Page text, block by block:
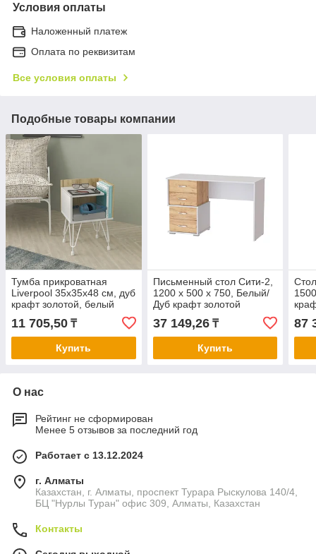
Условия оплаты
Наложенный платеж
Оплата по реквизитам
Все условия оплаты
Подобные товары компании
Тумба прикроватная
Liverpool 35х35х48 см, дуб
крафт золотой, белый
11 705,50 ₸
Купить
Письменный стол Сити-2,
1200 х 500 х 750, Белый/
Дуб крафт золотой
37 149,26₸
Купить
87
О нас
Рейтинг не сформирован
Менее 5 отзывов за последний год
Работает с 13.12.2024
г. Алматы
Казахстан, г. Алматы, проспект Турара Рыскулова 140/4,
БЦ "Нурлы Туран" офис 309, Алматы, Казахстан
Контакты